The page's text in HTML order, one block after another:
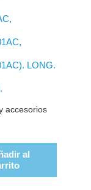
LONG.
accesorios
al